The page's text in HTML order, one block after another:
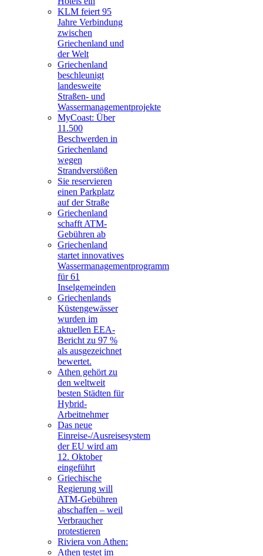
KLM feiert 95
Jahre Verbindung
zwischen
Griechenland und
der Welt
Griechenland
beschleunigt
landesweite
Straßen- und
Wassermanagementprojekte
MyCoast: Über
11.500
Beschwerden in
Griechenland
wegen
Strandverstößen
Sie reservieren
einen Parkplatz
auf der Straße
Griechenland
schafft ATM-
Gebühren ab
Griechenland
startet innovatives
Wassermanagementprogramm
für 61
Inselgemeinden
Griechenlands
Küstengewässer
wurden im
aktuellen EEA-
Bericht zu 97 %
als ausgezeichnet
bewertet.
Athen gehört zu
den weltweit
besten Städten für
Hybrid-
Arbeitnehmer
Das neue
Einreise-/Ausreisesystem
der EU wird am
12. Oktober
eingeführt
Griechische
Regierung will
ATM-Gebühren
abschaffen – weil
Verbraucher
protestieren
Riviera von Athen:
Athen testet im